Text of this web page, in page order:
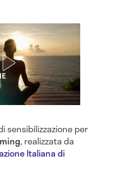
sensibilizzazione per
, realizzata da
Italiana di